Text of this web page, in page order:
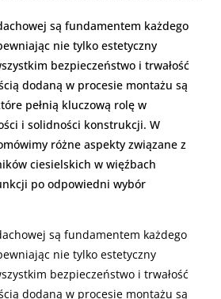
są fundamentem każdego
nie tylko estetyczny
bezpieczeństwo i trwałość
dodaną w procesie montażu są
pełnią kluczową rolę w
i solidności konstrukcji. W
różne aspekty związane z
ciesielskich w więźbach
po odpowiedni wybór
są fundamentem każdego
nie tylko estetyczny
bezpieczeństwo i trwałość
dodaną w procesie montażu są